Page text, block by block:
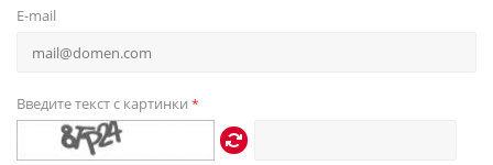
E-mail
Введите текст с картинки *